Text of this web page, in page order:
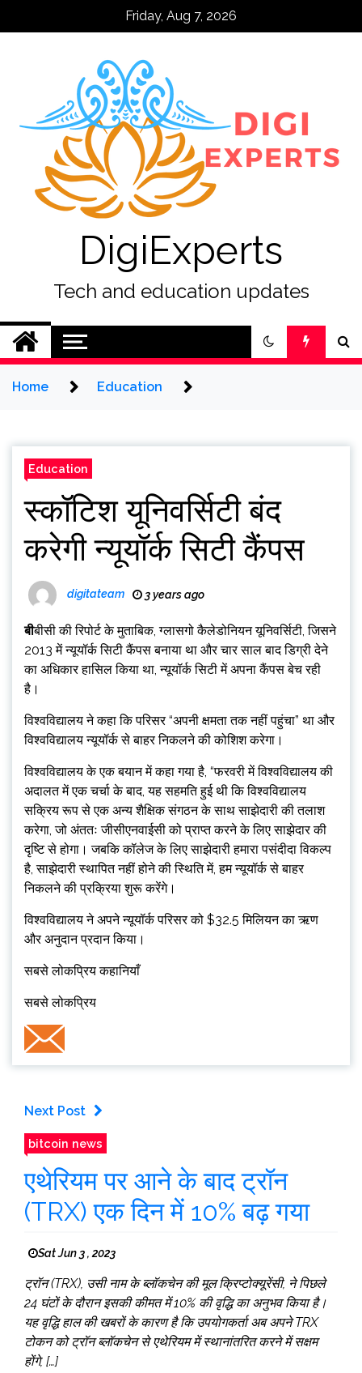
Friday, Aug 7, 2026
DigiExperts
Tech and education updates
Home Education
Education
स्कॉटिश यूनिवर्सिटी बंद
करेगी न्यूयॉर्क सिटी कैंपस
digitateam 3 years ago
बीबीसी की रिपोर्ट के मुताबिक, ग्लासगो कैलेडोनियन यूनिवर्सिटी, जिसने
2013 में न्यूयॉर्क सिटी कैंपस बनाया था और चार साल बाद डिग्री देने
का अधिकार हासिल किया था, न्यूयॉर्क सिटी में अपना कैंपस बेच रही
है।
विश्वविद्यालय ने कहा कि परिसर “अपनी क्षमता तक नहीं पहुंचा” था और
विश्वविद्यालय न्यूयॉर्क से बाहर निकलने की कोशिश करेगा।
विश्वविद्यालय के एक बयान में कहा गया है, “फरवरी में विश्वविद्यालय की
अदालत में एक चर्चा के बाद, यह सहमति हुई थी कि विश्वविद्यालय
सक्रिय रूप से एक अन्य शैक्षिक संगठन के साथ साझेदारी की तलाश
करेगा, जो अंततः जीसीएनवाईसी को प्राप्त करने के लिए साझेदार की
दृष्टि से होगा। जबकि कॉलेज के लिए साझेदारी हमारा पसंदीदा विकल्प
है, साझेदारी स्थापित नहीं होने की स्थिति में, हम न्यूयॉर्क से बाहर
निकलने की प्रक्रिया शुरू करेंगे।
विश्वविद्यालय ने अपने न्यूयॉर्क परिसर को $32.5 मिलियन का ऋण
और अनुदान प्रदान किया।
सबसे लोकप्रिय कहानियाँ
सबसे लोकप्रिय
Next Post
bitcoin news
एथेरियम पर आने के बाद ट्रॉन
(TRX) एक दिन में 10% बढ़ गया
Sat Jun 3 , 2023
ट्रॉन (TRX), उसी नाम के ब्लॉकचेन की मूल क्रिप्टोक्यूरेंसी, ने पिछले
24 घंटों के दौरान इसकी कीमत में 10% की वृद्धि का अनुभव किया है।
यह वृद्धि हाल की खबरों के कारण है कि उपयोगकर्ता अब अपने TRX
टोकन को ट्रॉन ब्लॉकचेन से एथेरियम में स्थानांतरित करने में सक्षम
होंगे, […]